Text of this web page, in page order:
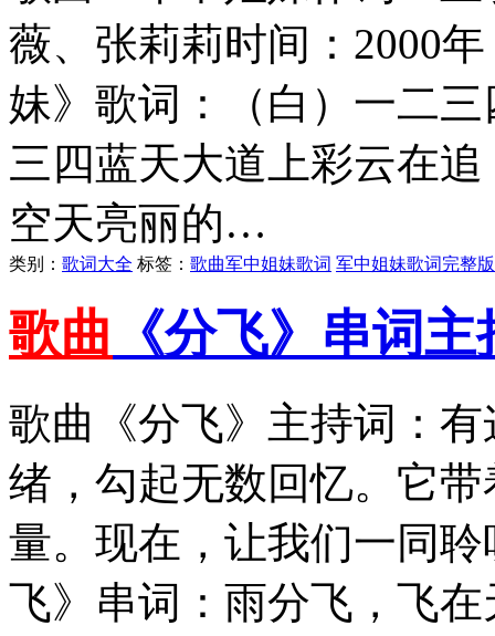
薇、张莉莉时间：2000
妹》歌词：（白）一二
三四蓝天大道上彩云在
空天亮丽的…
类别： 歌词大全 标签： 歌曲军中姐妹歌词 军中姐妹歌词完整版
歌曲 《分飞》串词
歌曲《分飞》主持词：
绪，勾起无数回忆。它
量。现在，让我们一同
飞》串词：雨分飞，飞